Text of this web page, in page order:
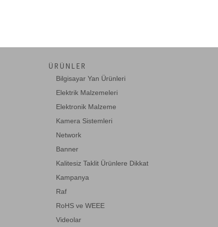
ÜRÜNLER
Bilgisayar Yan Ürünleri
Elektrik Malzemeleri
Elektronik Malzeme
Kamera Sistemleri
Network
Banner
Kalitesiz Taklit Ürünlere Dikkat
Kampanya
Raf
RoHS ve WEEE
Videolar